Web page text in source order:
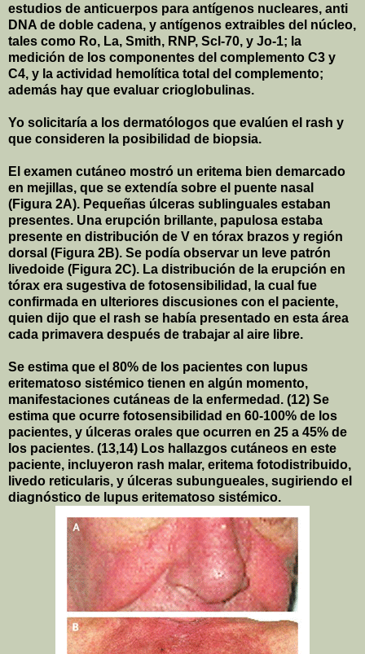
estudios de anticuerpos para antígenos nucleares, anti
DNA de doble cadena, y antígenos extraibles del núcleo,
tales como Ro, La, Smith, RNP, Scl-70, y Jo-1; la
medición de los componentes del complemento C3 y
C4, y la actividad hemolítica total del complemento;
además hay que evaluar crioglobulinas.
Yo solicitaría a los dermatólogos que evalúen el rash y
que consideren la posibilidad de biopsia.
El examen cutáneo mostró un eritema bien demarcado
en mejillas, que se extendía sobre el puente nasal
(Figura 2A). Pequeñas úlceras sublinguales estaban
presentes. Una erupción brillante, papulosa estaba
presente en distribución de V en tórax brazos y región
dorsal (Figura 2B). Se podía observar un leve patrón
livedoide (Figura 2C). La distribución de la erupción en
tórax era sugestiva de fotosensibilidad, la cual fue
confirmada en ulteriores discusiones con el paciente,
quien dijo que el rash se había presentado en esta área
cada primavera después de trabajar al aire libre.
Se estima que el 80% de los pacientes con lupus
eritematoso sistémico tienen en algún momento,
manifestaciones cutáneas de la enfermedad. (12) Se
estima que ocurre fotosensibilidad en 60-100% de los
pacientes, y úlceras orales que ocurren en 25 a 45% de
los pacientes. (13,14) Los hallazgos cutáneos en este
paciente, incluyeron rash malar, eritema fotodistribuido,
livedo reticularis, y úlceras subungueales, sugiriendo el
diagnóstico de lupus eritematoso sistémico.